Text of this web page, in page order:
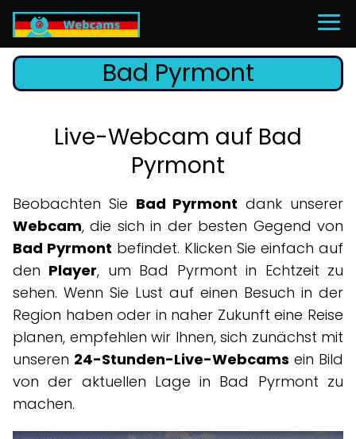
Bad Pyrmont
Live-Webcam auf Bad
Pyrmont
Beobachten Sie Bad Pyrmont dank unserer
Webcam, die sich in der besten Gegend von
Bad Pyrmont befindet. Klicken Sie einfach auf
den Player, um Bad Pyrmont in Echtzeit zu
sehen. Wenn Sie Lust auf einen Besuch in der
Region haben oder in naher Zukunft eine Reise
planen, empfehlen wir Ihnen, sich zunächst mit
unseren 24-Stunden-Live-Webcams ein Bild
von der aktuellen Lage in Bad Pyrmont zu
machen.